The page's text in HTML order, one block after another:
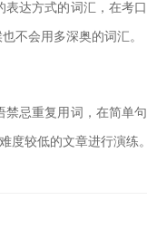
达方式的词汇，在考
不会用多深奥的词汇。
禁忌重复用词，在简单
度较低的文章进行演练。